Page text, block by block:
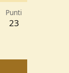
Punti
23